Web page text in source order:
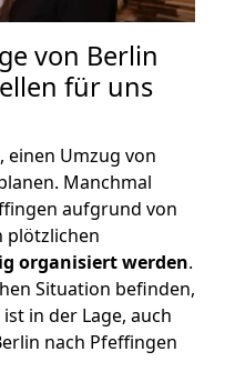
von Berlin
für uns
einen Umzug von
Manchmal
aufgrund von
plötzlichen
organisiert werden.
Situation befinden,
in der Lage, auch
nach Pfeffingen